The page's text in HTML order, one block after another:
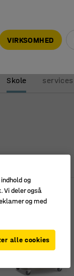
Skole
services
VIRKSOMHED
og
deler også
og med
alle cookies